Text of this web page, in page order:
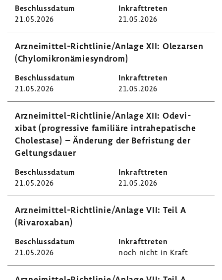
21.05.2026 21.05.2026
Arzneimittel-​Richtlinie/Anlage XII: Olezarsen
(Chylo­mi­kron­ämie­syn­drom)
21.05.2026 21.05.2026
Arzneimittel-​Richtlinie/Anlage XII: Odevi­
xibat (progres­sive fami­liäre intra­he­pa­ti­sche
Cholestase) – Ände­rung der Befris­tung der
Geltungs­dauer
21.05.2026 21.05.2026
Arzneimittel-​Richtlinie/Anlage VII: Teil A
(Rivaroxaban)
21.05.2026 noch nicht in Kraft